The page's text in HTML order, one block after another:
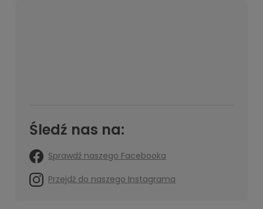
Śledź nas na:
Sprawdź naszego Facebooka
Przejdź do naszego Instagrama